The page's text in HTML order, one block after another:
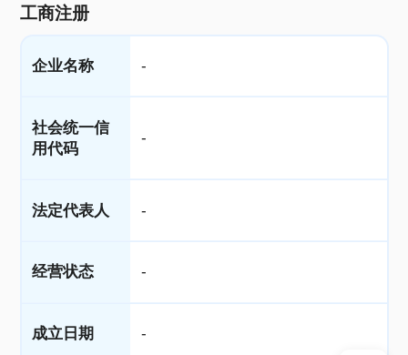
工商注册
企业名称 -
社会统一信
用代码
-
法定代表人 -
经营状态 -
成立日期 -